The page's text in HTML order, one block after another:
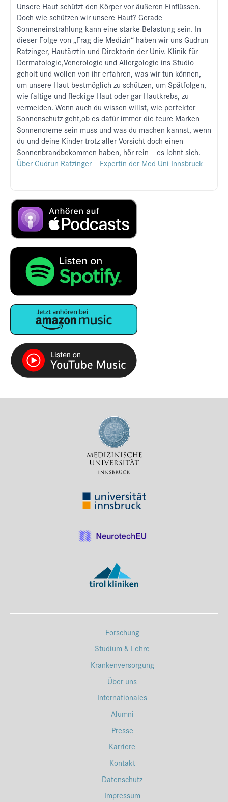
Unsere Haut schützt den Körper vor äußeren Einflüssen.
Doch wie schützen wir unsere Haut? Gerade
Sonneneinstrahlung kann eine starke Belastung sein. In
dieser Folge von „Frag die Medizin“ haben wir uns Gudrun
Ratzinger, Hautärztin und Direktorin der Univ.-Klinik für
Dermatologie,Venerologie und Allergologie ins Studio
geholt und wollen von ihr erfahren, was wir tun können,
um unsere Haut bestmöglich zu schützen, um Spätfolgen,
wie faltige und fleckige Haut oder gar Hautkrebs, zu
vermeiden. Wenn auch du wissen willst, wie perfekter
Sonnenschutz geht,ob es dafür immer die teure Marken-
Sonnencreme sein muss und was du machen kannst, wenn
du und deine Kinder trotz aller Vorsicht doch einen
Sonnenbrandbekommen haben, hör rein – es lohnt sich.
Über Gudrun Ratzinger – Expertin der Med Uni Innsbruck
Forschung
Studium & Lehre
Krankenversorgung
Über uns
Internationales
Alumni
Presse
Karriere
Kontakt
Datenschutz
Impressum